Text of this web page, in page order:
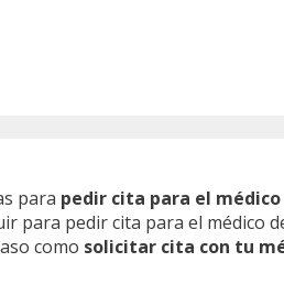
para pedir cita para el médico
para pedir cita para el médico
como solicitar cita con tu